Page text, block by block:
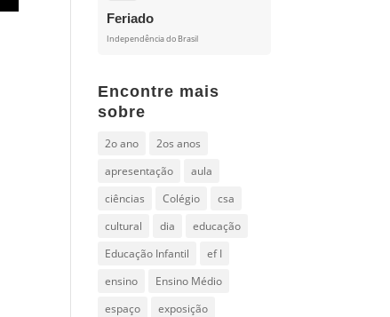
Feriado
Independência do Brasil
Encontre mais
sobre
2o ano
2os anos
apresentação
aula
ciências
Colégio
csa
cultural
dia
educação
Educação Infantil
ef I
ensino
Ensino Médio
espaço
exposição